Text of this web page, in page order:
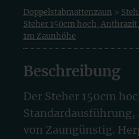
Doppelstabmattenzaun >
Steher 150cm hoch,
1m Zaunhöhe
Beschreibung
Der Steher 150cm
Standardausführung,
von Zaungünstig.